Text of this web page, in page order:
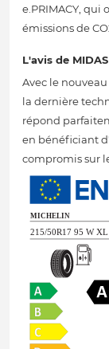
e.PRIMACY,
émissions de
L'avis de MIDAS
Avec le
la dernière
répond
en bénéficiant
compromis sur